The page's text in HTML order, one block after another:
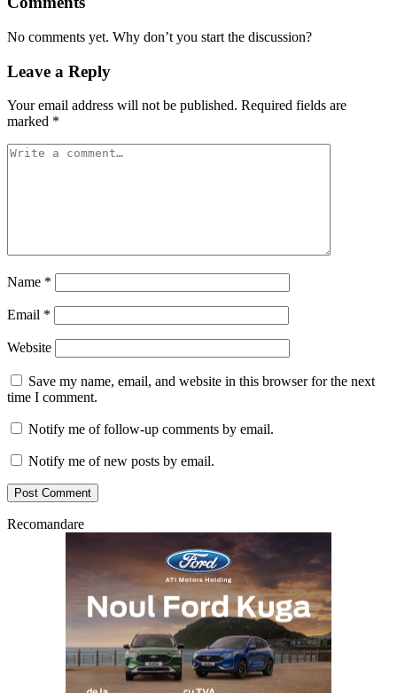
No comments yet. Why don’t you start the discussion?
Leave a Reply
Your email address will not be published. Required fields are
marked *
Name *
Email *
Website
Save my name, email, and website in this browser for the next
time I comment.
Notify me of follow-up comments by email.
Notify me of new posts by email.
Recomandare